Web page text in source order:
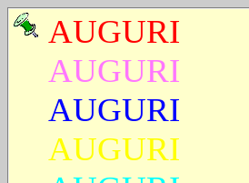
AUGURI
AUGURI
AUGURI
AUGURI